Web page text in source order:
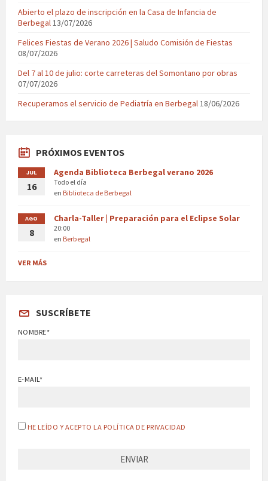
Abierto el plazo de inscripción en la Casa de Infancia de
Berbegal13/07/2026
Felices Fiestas de Verano 2026 | Saludo Comisión de Fiestas
08/07/2026
Del 7 al 10 de julio: corte carreteras del Somontano por obras
07/07/2026
Recuperamos el servicio de Pediatría en Berbegal18/06/2026
PRÓXIMOS EVENTOS
JUL
16
Agenda Biblioteca Berbegal verano 2026
Todo el día
en Biblioteca de Berbegal
AGO
8
Charla-Taller | Preparación para el Eclipse Solar
20:00
en Berbegal
VER MÁS
SUSCRÍBETE
NOMBRE*
E-MAIL*
HE LEÍDO Y ACEPTO LA POLÍTICA DE PRIVACIDAD